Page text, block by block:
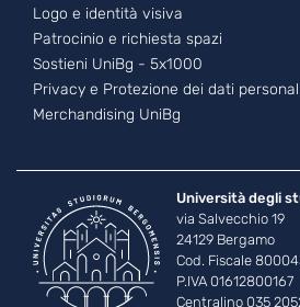
Logo e identità visiva
Patrocinio e richiesta spazi
Sostieni UniBg - 5x1000
Privacy e Protezione dei dati
Merchandising UniBg
Università degli
via Salvecchio 19
24129 Bergamo
Cod. Fiscale
P.IVA 01612800167
Centralino 035